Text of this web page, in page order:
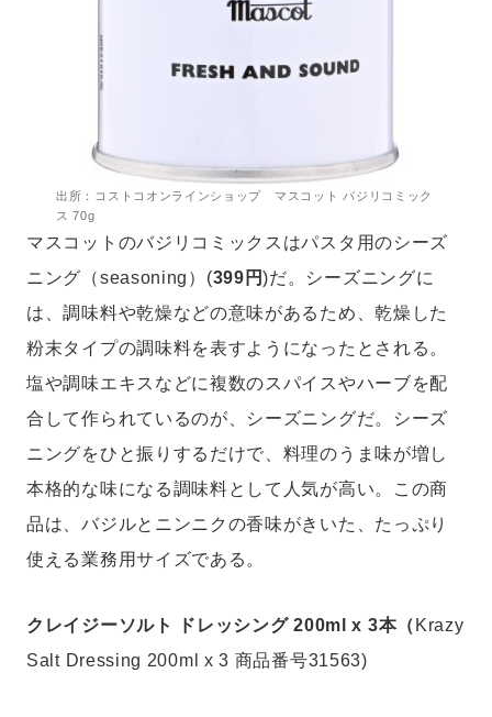
出所：コストコオンラインショップ マスコット バジリコミック
ス 70g
マスコットのバジリコミックスはパスタ用のシーズ
ニング（seasoning）(399円)だ。シーズニングに
は、調味料や乾燥などの意味があるため、乾燥した
粉末タイプの調味料を表すようになったとされる。
塩や調味エキスなどに複数のスパイスやハーブを配
合して作られているのが、シーズニングだ。シーズ
ニングをひと振りするだけで、料理のうま味が増し
本格的な味になる調味料として人気が高い。この商
品は、バジルとニンニクの香味がきいた、たっぷり
使える業務用サイズである。
クレイジーソルト ドレッシング 200ml x 3本（ Krazy
Salt Dressing 200ml x 3 商品番号31563)